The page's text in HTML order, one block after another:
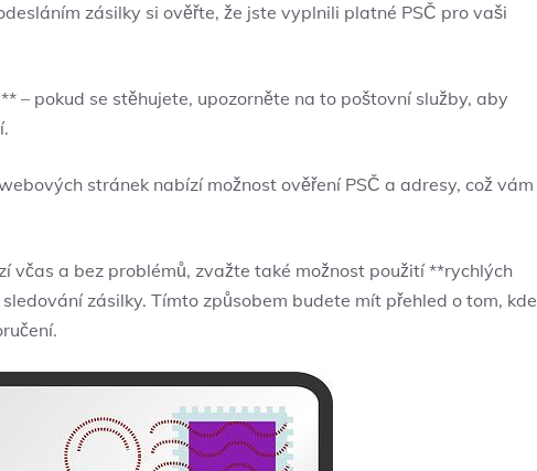
zásilky si ověřte, že jste vyplnili platné PSČ pro vaši
– pokud se stěhujete, upozorněte na to poštovní služby, aby
stránek nabízí možnost ověření PSČ a adresy, což vám
včas a bez problémů, zvažte také možnost použití **rychlých
zásilky. Tímto způsobem budete mít přehled o tom, kde